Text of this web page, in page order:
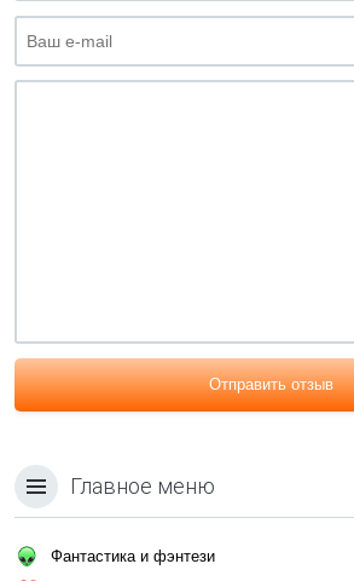
Отправить отзыв
Главное меню
Фантастика и фэнтези